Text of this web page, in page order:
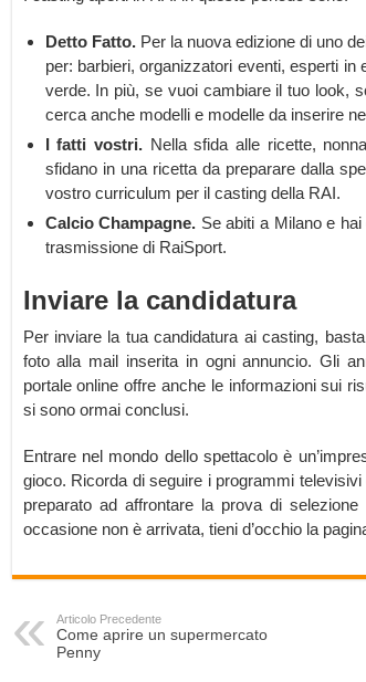
Detto Fatto. Per la nuova edizione di uno
per: barbieri, organizzatori eventi, esperti
verde. In più, se vuoi cambiare il tuo look,
cerca anche modelli e modelle da inserire
I fatti vostri. Nella sfida alle ricette,
sfidano in una ricetta da preparare dalla
vostro curriculum per il casting della RAI.
Calcio Champagne. Se abiti a Milano e
trasmissione di RaiSport.
Inviare la candidatura
Per inviare la tua candidatura ai casting,
foto alla mail inserita in ogni annuncio. Gli
portale online offre anche le informazioni sui
si sono ormai conclusi.
Entrare nel mondo dello spettacolo è
gioco. Ricorda di seguire i programmi
preparato ad affrontare la prova di
occasione non è arrivata, tieni d’occhio la
Articolo Precedente
Come aprire un supermercato
Penny